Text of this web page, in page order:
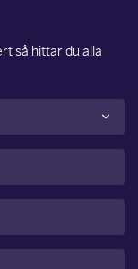
så hittar du alla